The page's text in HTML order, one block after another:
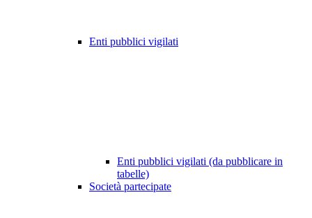
Enti pubblici vigilati
Enti pubblici vigilati (da pubblicare in
tabelle)
Società partecipate